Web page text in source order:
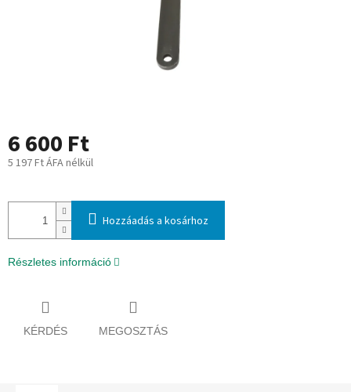
6 600 Ft
5 197 Ft ÁFA nélkül
Hozzáadás a kosárhoz
Részletes információ
KÉRDÉS MEGOSZTÁS